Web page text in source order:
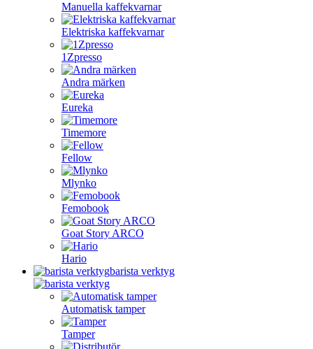
Manuella kaffekvarnar
Elektriska kaffekvarnar
1Zpresso
Andra märken
Eureka
Timemore
Fellow
Mlynko
Femobook
Goat Story ARCO
Hario
barista verktyg
Automatisk tamper
Tamper